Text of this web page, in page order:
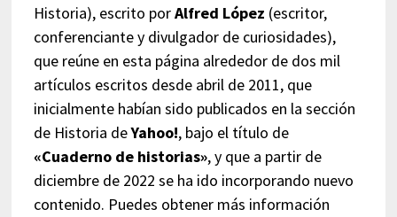
Historia), escrito porAlfred López (escritor,
conferenciante y divulgador de curiosidades),
que reúne en esta página alrededor de dos mil
artículos escritos desde abril de 2011, que
inicialmente habían sido publicados en la sección
de Historia deYahoo!, bajo el título de
«Cuaderno de historias», y que a partir de
diciembre de 2022 se ha ido incorporando nuevo
contenido. Puedes obtener más información